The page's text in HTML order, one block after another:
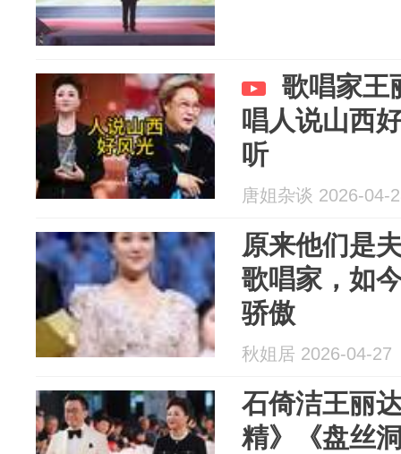
歌唱家王
唱人说山西
听
唐姐杂谈 2026-04-
原来他们是
歌唱家，如
骄傲
秋姐居 2026-04-27
石倚洁王丽
精》《盘丝